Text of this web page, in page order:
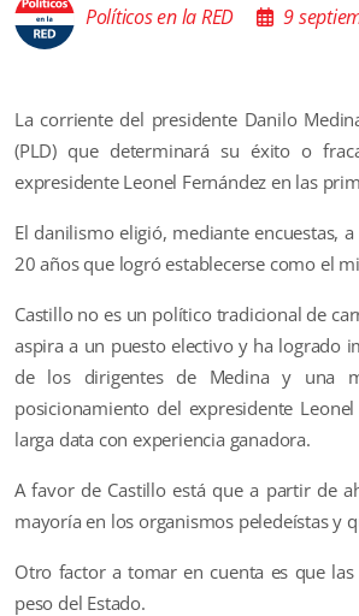
Políticos en la RED 9
La corriente del presidente Danilo
(PLD) que determinará su éxito o
expresidente Leonel Fernández en las
El danilismo eligió, mediante encuestas,
20 años que logró establecerse como el
Castillo no es un político tradicional de
aspira a un puesto electivo y ha logrado
de los dirigentes de Medina y una
posicionamiento del expresidente
larga data con experiencia ganadora.
A favor de Castillo está que a partir de
mayoría en los organismos peledeístas y
Otro factor a tomar en cuenta es que
peso del Estado.